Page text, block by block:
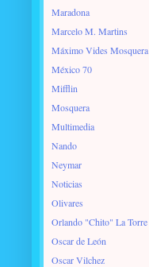
Maradona
Marcelo M. Martins
Máximo Vides Mosquera
México 70
Mifflin
Mosquera
Multimedia
Nando
Neymar
Noticias
Olivares
Orlando "Chito" La Torre
Oscar de León
Oscar Vilchez